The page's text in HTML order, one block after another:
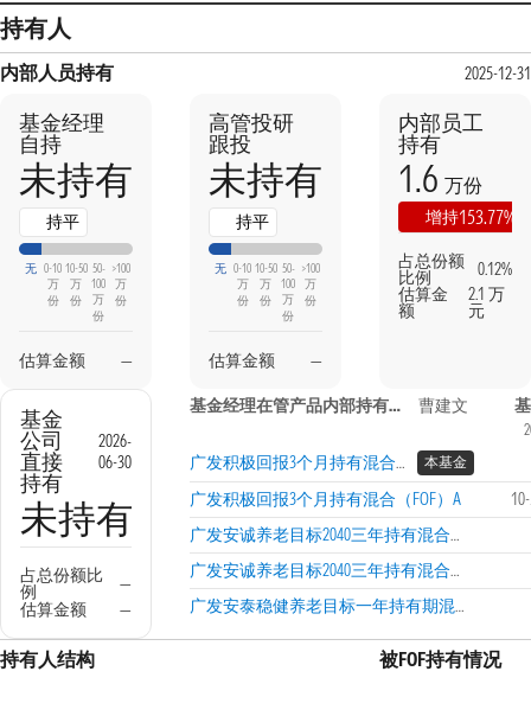
持有人
内部人员持有 2025-12-31
基金经理
自持
未持有
持平
无 0-10
万
份
10-50
万
份
50-
100
万
份
>100
万
份
估算金额 —
高管投研
跟投
未持有
持平
无 0-10
万
份
10-50
万
份
50-
100
万
份
>100
万
份
估算金额 —
内部员工
持有
1.6 万份
增持153.77%
占总份额
比例
0.12%
估算金
额
2.1 万
元
基金
公司
直接
持有
2026-
06-30
未持有
占总份额比
例
—
估算金额
—
基金经理在管产品内部持有信息 曹建文
广发积极回报3个月持有混合（FOF）C 本基金
广发积极回报3个月持有混合（FOF）A
广发安诚养老目标2040三年持有混合发起式（FOF）A
广发安诚养老目标2040三年持有混合发起式（FOF）Y
广发安泰稳健养老目标一年持有期混合（FOF）A
持有人结构 被FOF持有情况